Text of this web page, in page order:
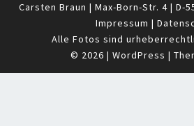
Carsten Braun | Max-Born-Str. 4 | D-
Impressum |
Alle Fotos sind
© 2026 | WordPress |